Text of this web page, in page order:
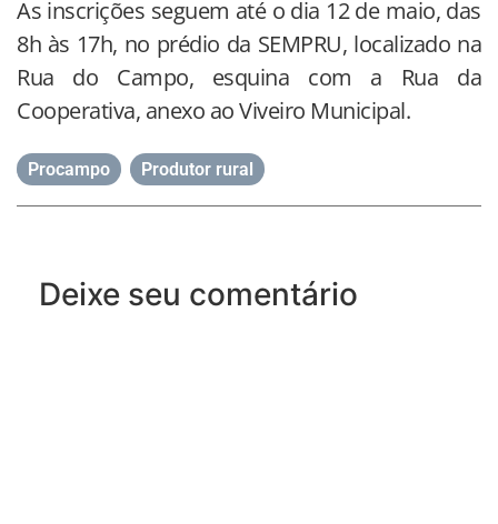
As inscrições seguem até o dia 12 de maio, das
8h às 17h, no prédio da SEMPRU, localizado na
Rua do Campo, esquina com a Rua da
Cooperativa, anexo ao Viveiro Municipal.
Procampo Produtor rural
Deixe seu comentário